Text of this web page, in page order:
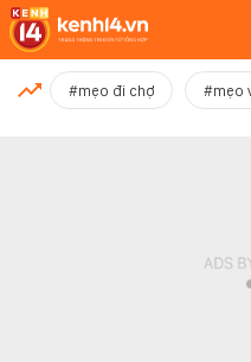
MỚI NHẤT
#mẹo đi chợ #mẹo